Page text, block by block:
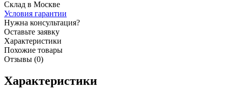
Склад в Москве
Условия гарантии
Нужна консультация?
Оставьте заявку
Характеристики
Похожие товары
Отзывы (0)
Характеристики